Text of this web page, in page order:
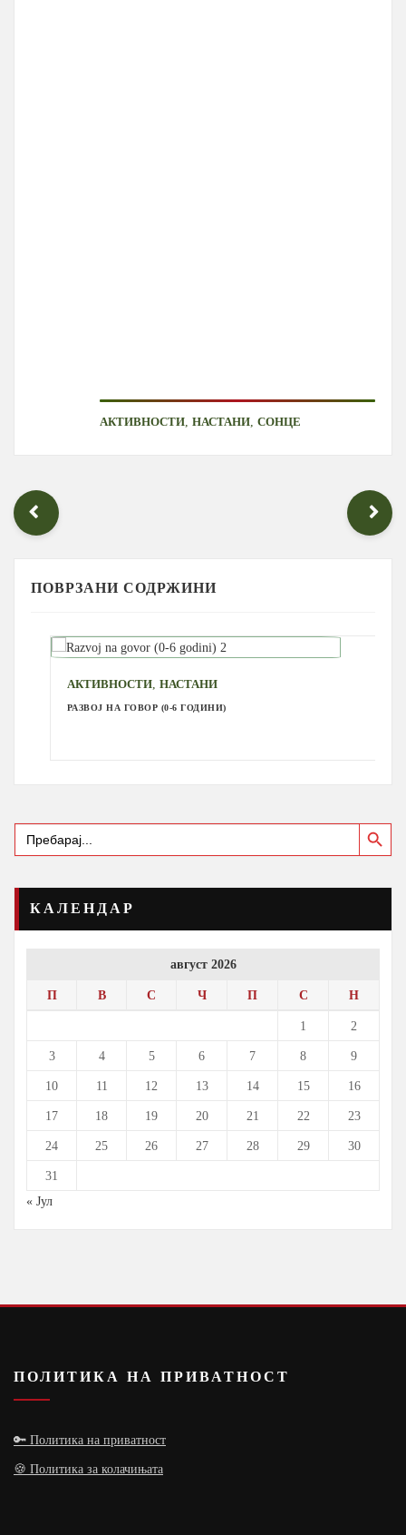
АКТИВНОСТИ,НАСТАНИ,СОНЦЕ
ПОВРЗАНИ СОДРЖИНИ
АКТИВНОСТИ,НАСТАНИ
РАЗВОЈ НА ГОВОР (0-6 ГОДИНИ)
Search
for:
Search Button
КАЛЕНДАР
август 2026
П В С Ч П С Н
1 2
3 4 5 6 7 8 9
10 11 12 13 14 15 16
17 18 19 20 21 22 23
24 25 26 27 28 29 30
31
« Јул
ПОЛИТИКА НА ПРИВАТНОСТ
🔑 Политика на приватност
🍪 Политика за колачињата